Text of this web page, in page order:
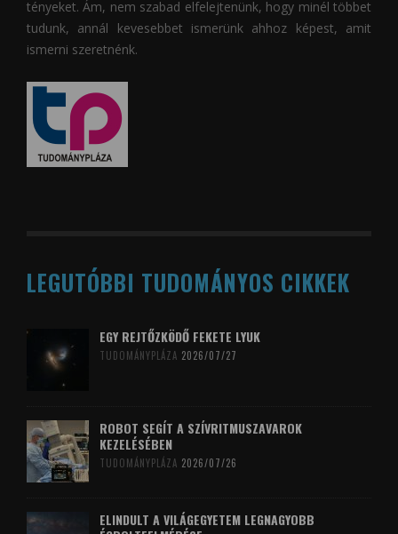
tényeket. Ám, nem szabad elfelejtenünk, hogy minél többet
tudunk, annál kevesebbet ismerünk ahhoz képest, amit
ismerni szeretnénk.
LEGUTÓBBI TUDOMÁNYOS CIKKEK
EGY REJTŐZKÖDŐ FEKETE LYUK
TUDOMÁNYPLÁZA 2026/07/27
ROBOT SEGÍT A SZÍVRITMUSZAVAROK
KEZELÉSÉBEN
TUDOMÁNYPLÁZA 2026/07/26
ELINDULT A VILÁGEGYETEM LEGNAGYOBB